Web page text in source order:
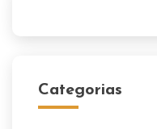
Categorias